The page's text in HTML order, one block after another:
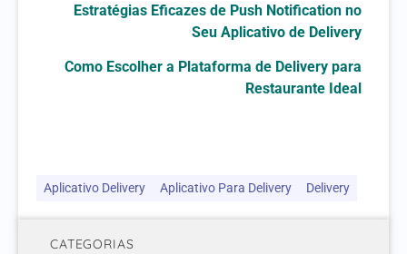
Estratégias Eficazes de Push Notification no
Seu Aplicativo de Delivery
Como Escolher a Plataforma de Delivery para
Restaurante Ideal
Aplicativo Delivery Aplicativo Para Delivery Delivery
CATEGORIAS